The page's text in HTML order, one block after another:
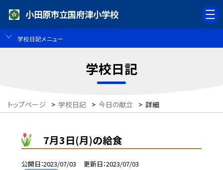
小田原市立国府津小学校
学校日記メニュー
学校日記
トップページ > 学校日記 > 今日の献立 > 詳細
7月3日(月)の給食
公開日 2023/07/03 更新日 2023/07/03